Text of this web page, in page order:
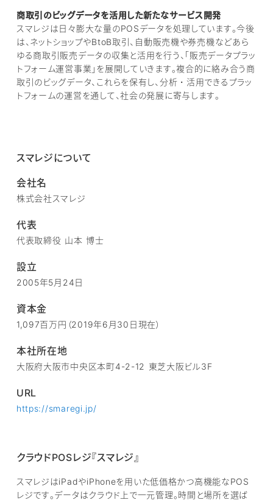
商取引のビッグデータを活用した新たなサービス開発
スマレジは日々膨大な量のPOSデータを処理しています。今後
は、ネットショップやBtoB取引、自動販売機や券売機などあら
ゆる商取引販売データの収集と活用を行う、「販売データプラッ
トフォーム運営事業」を展開していきます。複合的に絡み合う商
取引のビッグデータ、これらを保有し、分析・活用できるプラッ
トフォームの運営を通して、社会の発展に寄与します。
スマレジについて
会社名
株式会社スマレジ
代表
代表取締役 山本 博士
設立
2005年5月24日
資本金
1,097百万円（2019年6月30日現在）
本社所在地
大阪府大阪市中央区本町4-2-12 東芝大阪ビル3F
URL
https://smaregi.jp/
クラウドPOSレジ『スマレジ』
スマレジはiPadやiPhoneを用いた低価格かつ高機能なPOS
レジです。データはクラウド上で一元管理。時間と場所を選ば